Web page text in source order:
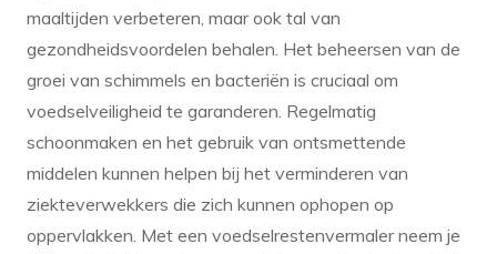
maaltijden verbeteren, maar ook tal van
gezondheidsvoordelen behalen. Het beheersen van de
groei van schimmels en bacteriën is cruciaal om
voedselveiligheid te garanderen. Regelmatig
schoonmaken en het gebruik van ontsmettende
middelen kunnen helpen bij het verminderen van
ziekteverwekkers die zich kunnen ophopen op
oppervlakken. Met een voedselrestenvermaler neem je